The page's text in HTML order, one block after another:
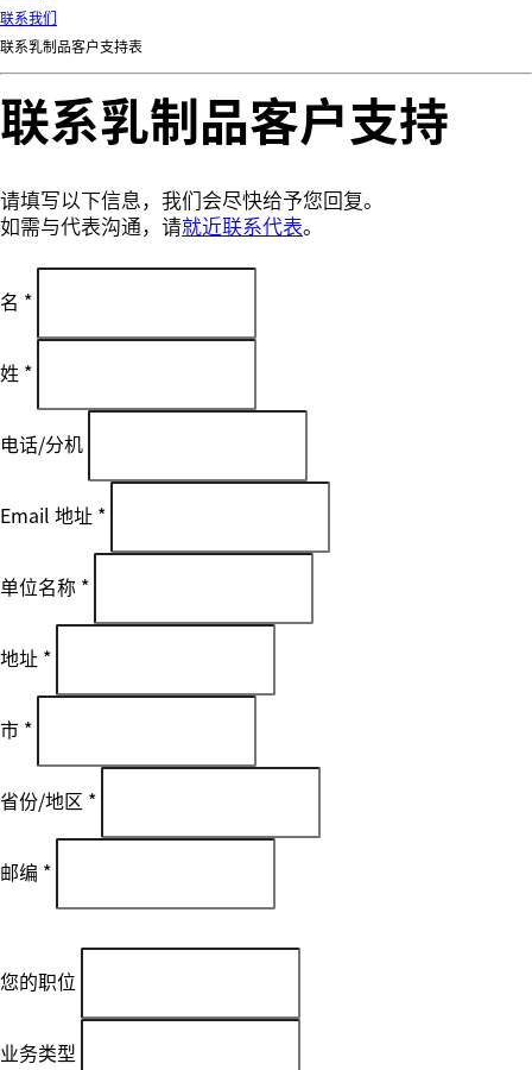
m
联系我们
联系乳制品客户支持表
联系乳制品客户支持
请填写以下信息，我们会尽快给予您回复。
如需与代表沟通，请就近联系代表。
名 *
姓 *
电话/分机
Email 地址 *
单位名称 *
地址 *
市 *
省份/地区 *
邮编 *
您的职位
业务类型